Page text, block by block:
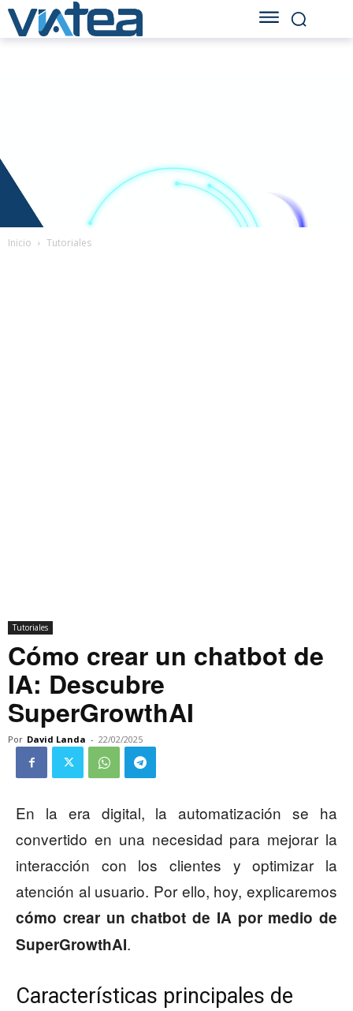
Inicio Tutoriales
Tutoriales
Cómo crear un chatbot de
IA: Descubre
SuperGrowthAI
Por David Landa - 22/02/2025
En la era digital, la automatización se ha
convertido en una necesidad para mejorar la
interacción con los clientes y optimizar la
atención al usuario. Por ello, hoy, explicaremos
cómo crear un chatbot de IA por medio de
SuperGrowthAI.
Características principales de